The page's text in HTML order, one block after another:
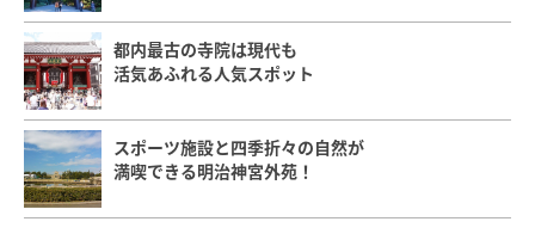
都内最古の寺院は現代も
活気あふれる人気スポット
スポーツ施設と四季折々の自然が
満喫できる明治神宮外苑！